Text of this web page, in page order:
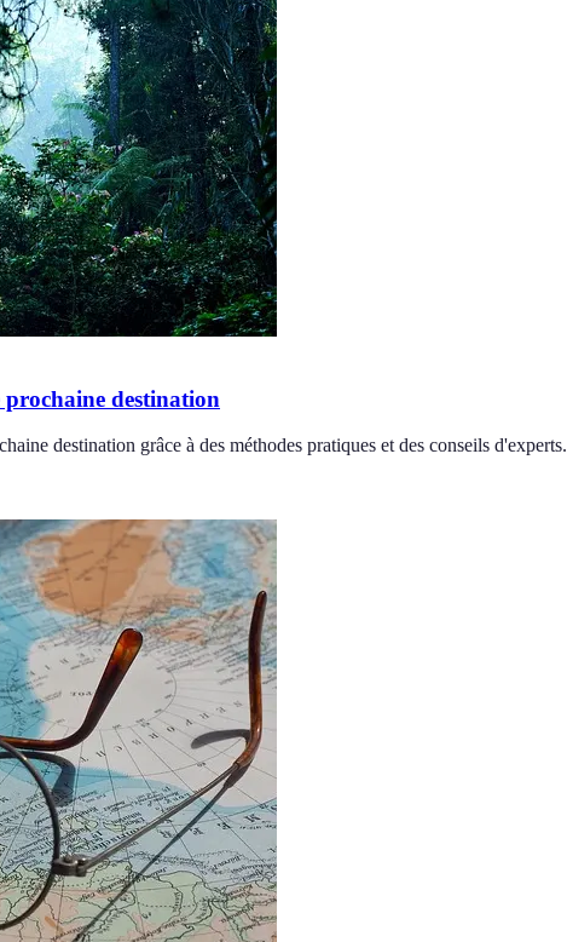
prochaine destination
destination grâce à des méthodes pratiques et des conseils d'experts.